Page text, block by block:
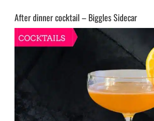
After dinner cocktail – Biggles Sidecar